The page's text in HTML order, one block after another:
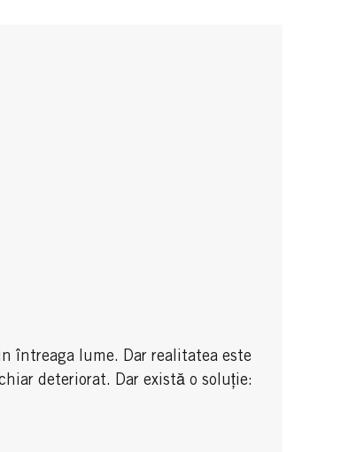
întreaga lume. Dar realitatea este
deteriorat. Dar există o soluție: